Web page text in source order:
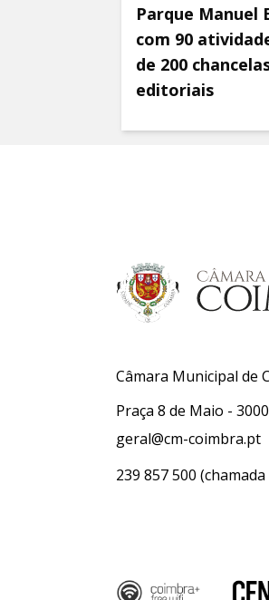
Parque Manuel
com 90
de 200
editoriais
Câmara Municipal de
Praça 8 de Maio -
geral@cm-coimbra.pt
239 857 500